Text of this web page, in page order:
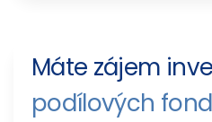
Máte zájem
podílových